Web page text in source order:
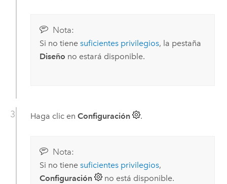
Nota:
Si no tiene suficientes privilegios, la pestaña
Diseño no estará disponible.
Haga clic en Configuración .
Nota:
Si no tiene suficientes privilegios,
Configuración
no está disponible.